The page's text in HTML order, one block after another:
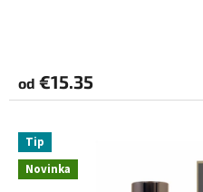
od €15.35
Novinka
Tip